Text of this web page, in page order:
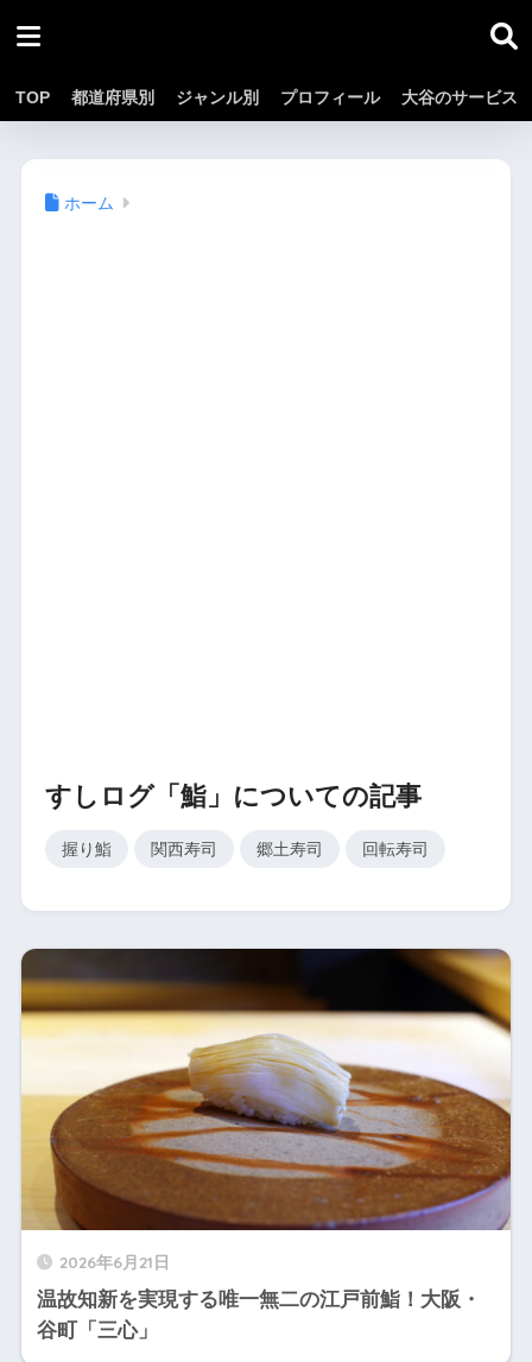
TOP 都道府県別 ジャンル別 プロフィール 大谷のサービス
ホーム
すしログ「鮨」についての記事
握り鮨 関西寿司 郷土寿司 回転寿司
2026年6月21日
温故知新を実現する唯一無二の江戸前鮨！大阪・
谷町「三心」